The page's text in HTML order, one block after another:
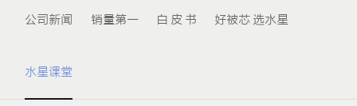
公司新闻 销量第一 白 皮 书 好被芯 选水星
水星课堂